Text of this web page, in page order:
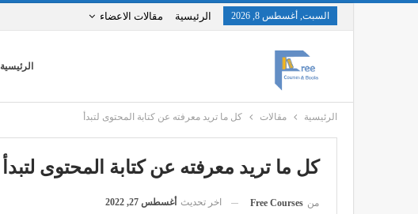
السبت, أغسطس 8, 2026 الرئيسية مقالات الاعضاء
الرئيسية
الرئيسية مقالات كل ما تريد معرفته عن كتابة المحتوى لتبدأ
كل ما تريد معرفته عن كتابة المحتوى لتبدأ
من Free Courses اخر تحديث أغسطس 27, 2022